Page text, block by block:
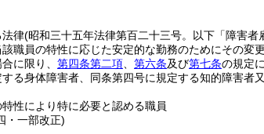
法律(昭和三十五年法律第百二十三号。以下「障害者
職員の特性に応じた安定的な勤務のためにその変
に限り、 第四条第二項 第六条及び第七条の規定
る身体障害者、同条第四号に規定する知的障害
性により特に必要と認める職員
・一部改正)